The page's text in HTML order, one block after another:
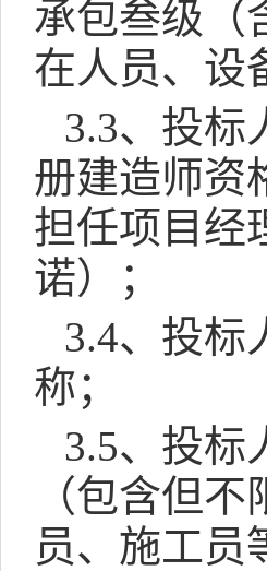
承包叁级（
在人员、设
3.3、投标
册建造师资
担任项目经
诺）；
3.4、投标
称；
3.5、投标
（包含但
员、施工员